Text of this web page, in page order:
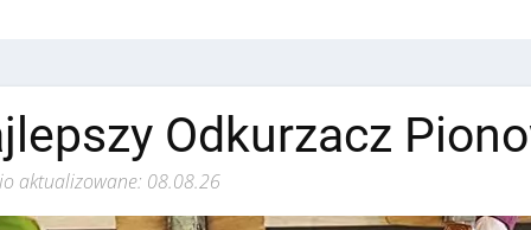
Odkurzacz
aktualizowane: 08.08.26